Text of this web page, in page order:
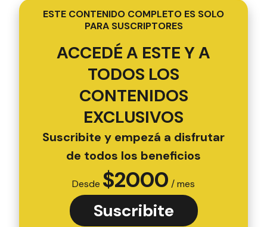
ESTE CONTENIDO COMPLETO ES SOLO
PARA SUSCRIPTORES
ACCEDÉ A ESTE Y A
TODOS LOS
CONTENIDOS
EXCLUSIVOS
Suscribite y empezá a disfrutar
de todos los beneficios
Desde $2000 / mes
Suscribite